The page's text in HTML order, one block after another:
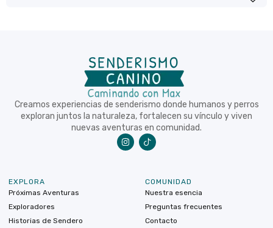
Creamos experiencias de senderismo donde humanos y perros
exploran juntos la naturaleza, fortalecen su vínculo y viven
nuevas aventuras en comunidad.
EXPLORA
Próximas Aventuras
Exploradores
Historias de Sendero
COMUNIDAD
Nuestra esencia
Preguntas frecuentes
Contacto